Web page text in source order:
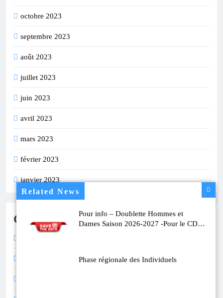
Related News
Pour info – Doublette Hommes et
Dames Saison 2026-2027 -Pour le CD78
Phase régionale des Individuels
octobre 2023
septembre 2023
août 2023
juillet 2023
juin 2023
avril 2023
mars 2023
février 2023
janvier 2023
Catégories